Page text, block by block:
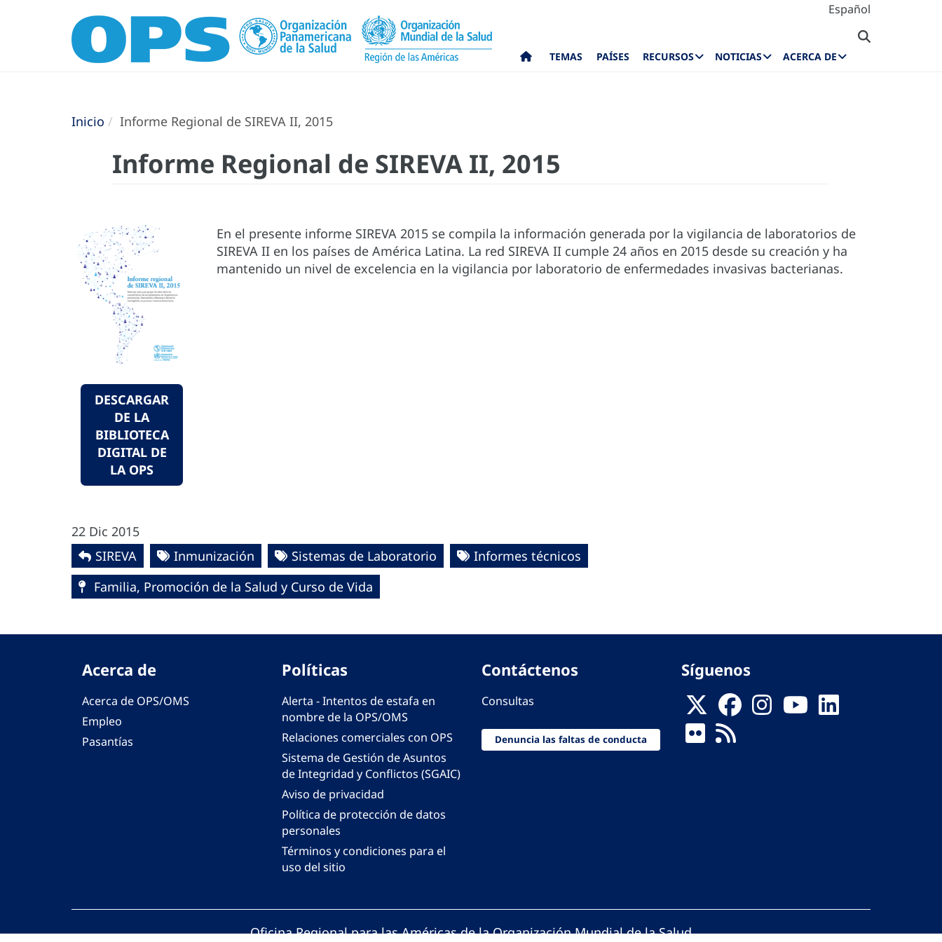
Español
TEMAS PAÍSES RECURSOS NOTICIAS ACERCA DE
Inicio Informe Regional de SIREVA II, 2015
Informe Regional de SIREVA II, 2015
DESCARGAR
DE LA
BIBLIOTECA
DIGITAL DE
LA OPS
En el presente informe SIREVA 2015 se compila la información generada por la vigilancia de laboratorios de
SIREVA II en los países de América Latina. La red SIREVA II cumple 24 años en 2015 desde su creación y ha
mantenido un nivel de excelencia en la vigilancia por laboratorio de enfermedades invasivas bacterianas.
22 Dic 2015
SIREVA
Inmunización Sistemas de Laboratorio
Informes técnicos
Familia, Promoción de la Salud y Curso de Vida
Acerca de
Acerca de OPS/OMS
Empleo
Pasantías
Políticas
Alerta - Intentos de estafa en
nombre de la OPS/OMS
Relaciones comerciales con OPS
Sistema de Gestión de Asuntos
de Integridad y Conflictos (SGAIC)
Aviso de privacidad
Política de protección de datos
personales
Términos y condiciones para el
uso del sitio
Contáctenos
Consultas
Denuncia las faltas de conducta
Síguenos
Oficina Regional para las Américas de la Organización Mundial de la Salud